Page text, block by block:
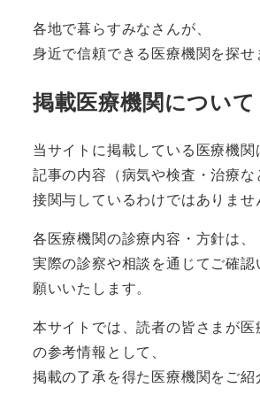
各地で暮らすみなさんが、
身近で信頼できる医療機関を探
掲載医療機関について
当サイトに掲載している医療機関
記事の内容（病気や検査・治療な
接関与しているわけではありませ
各医療機関の診療内容・方針は、
実際の診察や相談を通じてご確認
願いいたします。
本サイトでは、読者の皆さまが医
の参考情報として、
掲載の了承を得た医療機関をご紹